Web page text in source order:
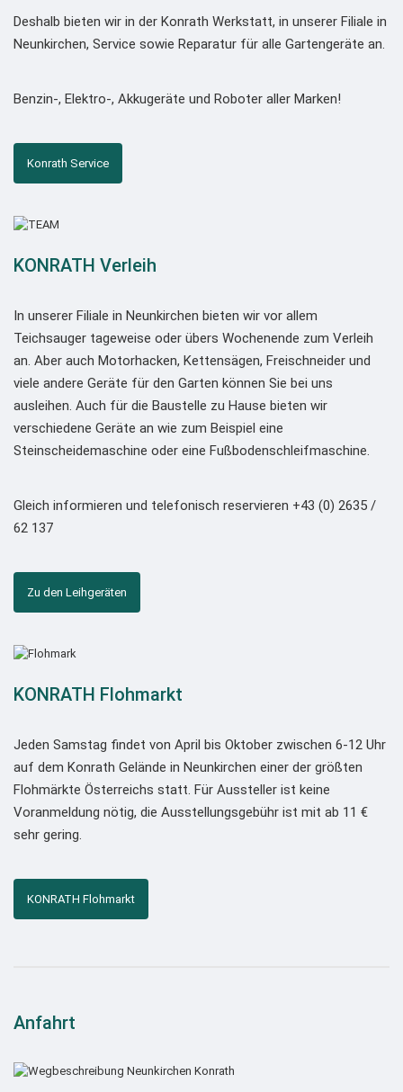
Deshalb bieten wir in der Konrath Werkstatt, in unserer Filiale in
Neunkirchen, Service sowie Reparatur für alle Gartengeräte an.
Benzin-, Elektro-, Akkugeräte und Roboter aller Marken!
Konrath Service
KONRATH Verleih
In unserer Filiale in Neunkirchen bieten wir vor allem
Teichsauger tageweise oder übers Wochenende zum Verleih
an. Aber auch Motorhacken, Kettensägen, Freischneider und
viele andere Geräte für den Garten können Sie bei uns
ausleihen. Auch für die Baustelle zu Hause bieten wir
verschiedene Geräte an wie zum Beispiel eine
Steinscheidemaschine oder eine Fußbodenschleifmaschine.
Gleich informieren und telefonisch reservieren +43 (0) 2635 /
62 137
Zu den Leihgeräten
KONRATH Flohmarkt
Jeden Samstag findet von April bis Oktober zwischen 6-12 Uhr
auf dem Konrath Gelände in Neunkirchen einer der größten
Flohmärkte Österreichs statt. Für Aussteller ist keine
Voranmeldung nötig, die Ausstellungsgebühr ist mit ab 11 €
sehr gering.
KONRATH Flohmarkt
Anfahrt